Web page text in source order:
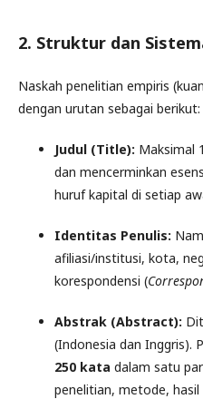
2. Struktur dan
Naskah penelitian empiris
dengan urutan sebagai berikut:
Judul (Title): Maksimal
dan mencerminkan
huruf kapital di setiap
Identitas Penulis:
afiliasi/institusi, kota,
korespondensi (
Abstrak (Abstract):
(Indonesia dan Inggris).
250 kata dalam satu
penelitian, metode,